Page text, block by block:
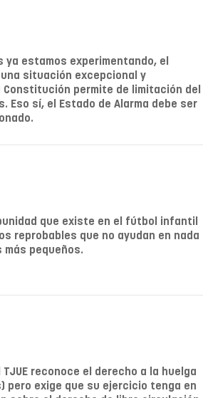
ya estamos experimentando, el
una situación excepcional y
permite de limitación del
Eso sí, el Estado de Alarma debe ser
que existe en el fútbol infantil
reprobables que no ayudan en nada
más pequeños.
reconoce el derecho a la huelga
pero exige que su ejercicio tenga en